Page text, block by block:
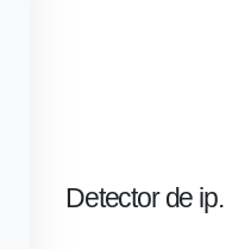
Detector de ip.